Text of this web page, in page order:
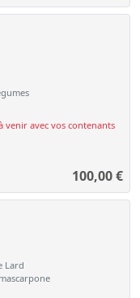
venir avec vos contenants
100,00€
Lard